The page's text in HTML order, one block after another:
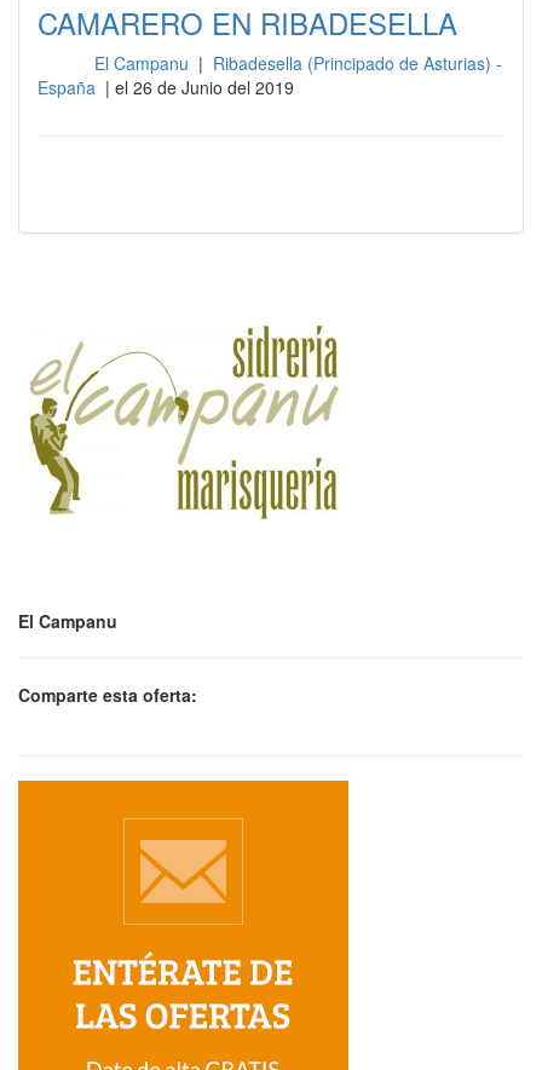
CAMARERO EN RIBADESELLA
El Campanu | Ribadesella (Principado de Asturias) -
España | el 26 de Junio del 2019
El Campanu
Comparte esta oferta: